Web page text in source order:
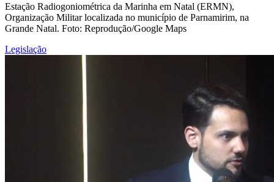
Estação Radiogoniométrica da Marinha em Natal (ERMN),
Organização Militar localizada no município de Parnamirim, na
Grande Natal. Foto: Reprodução/Google Maps
Legislação